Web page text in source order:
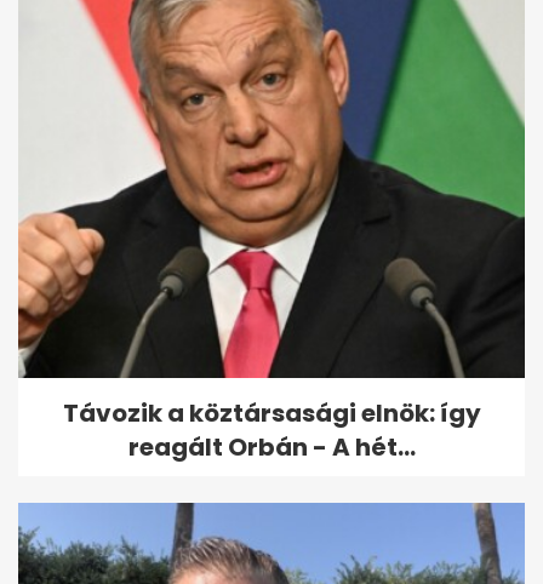
Távozik a köztársasági elnök: így
reagált Orbán - A hét...